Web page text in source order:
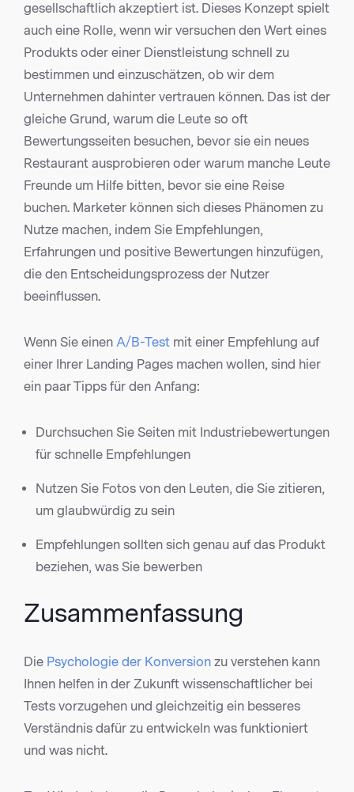
gesellschaftlich akzeptiert ist. Dieses Konzept spielt
auch eine Rolle, wenn wir versuchen den Wert eines
Produkts oder einer Dienstleistung schnell zu
bestimmen und einzuschätzen, ob wir dem
Unternehmen dahinter vertrauen können. Das ist der
gleiche Grund, warum die Leute so oft
Bewertungsseiten besuchen, bevor sie ein neues
Restaurant ausprobieren oder warum manche Leute
Freunde um Hilfe bitten, bevor sie eine Reise
buchen. Marketer können sich dieses Phänomen zu
Nutze machen, indem Sie Empfehlungen,
Erfahrungen und positive Bewertungen hinzufügen,
die den Entscheidungsprozess der Nutzer
beeinflussen.
Wenn Sie einen A/B-Test mit einer Empfehlung auf
einer Ihrer Landing Pages machen wollen, sind hier
ein paar Tipps für den Anfang:
Durchsuchen Sie Seiten mit Industriebewertungen
für schnelle Empfehlungen
Nutzen Sie Fotos von den Leuten, die Sie zitieren,
um glaubwürdig zu sein
Empfehlungen sollten sich genau auf das Produkt
beziehen, was Sie bewerben
Zusammenfassung
Die Psychologie der Konversion zu verstehen kann
Ihnen helfen in der Zukunft wissenschaftlicher bei
Tests vorzugehen und gleichzeitig ein besseres
Verständnis dafür zu entwickeln was funktioniert
und was nicht.